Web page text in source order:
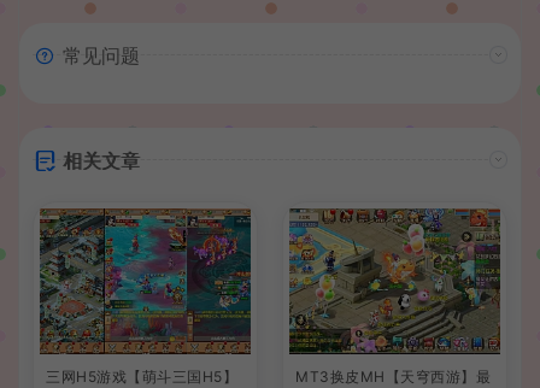
常见问题
相关文章
三网H5游戏【萌斗三国H5】
MT3换皮MH【天穹西游】最